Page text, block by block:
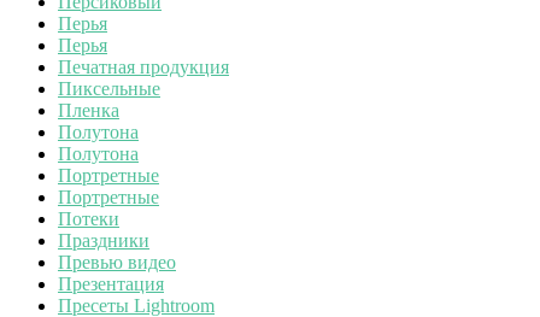
Перья
Перья
Печатная продукция
Пиксельные
Пленка
Полутона
Полутона
Портретные
Портретные
Потеки
Праздники
Превью видео
Презентация
Пресеты Lightroom